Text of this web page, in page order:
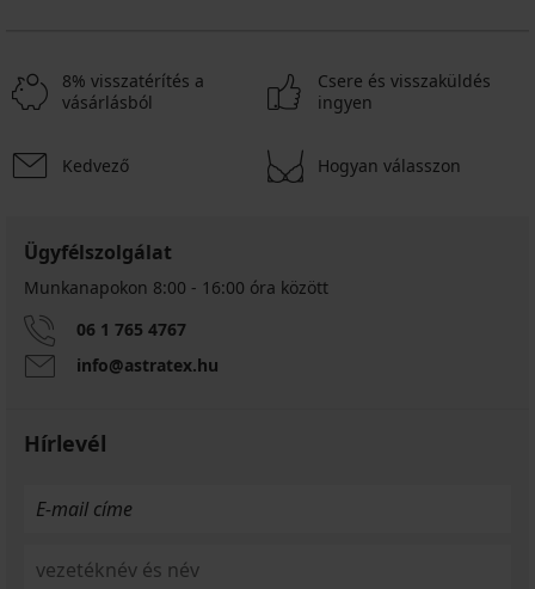
8% visszatérítés a
vásárlásból
Csere és visszaküldés
ingyen
Kedvező Hogyan válasszon
Ügyfélszolgálat
Munkanapokon 8:00 - 16:00 óra között
06 1 765 4767
info@astratex.hu
Hírlevél